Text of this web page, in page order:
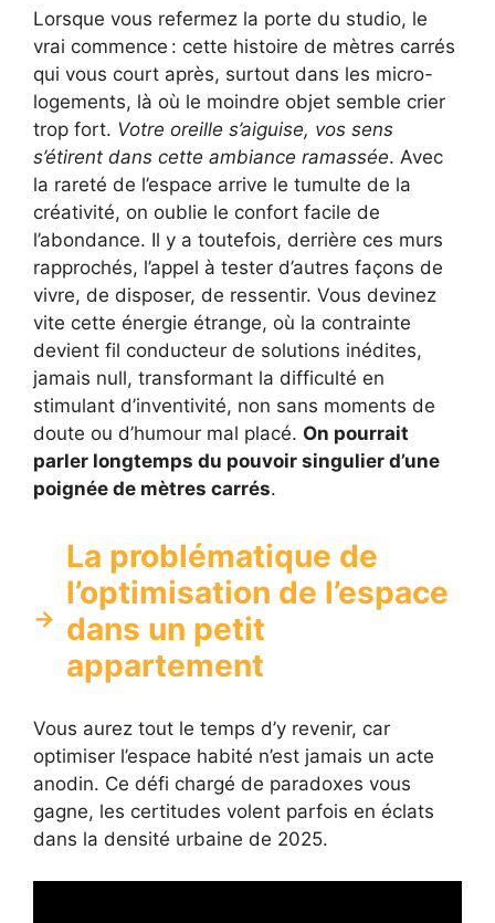
Lorsque vous refermez la porte du studio, le
vrai commence : cette histoire de mètres carrés
qui vous court après, surtout dans les micro-
logements, là où le moindre objet semble crier
trop fort. Votre oreille s’aiguise, vos sens
s’étirent dans cette ambiance ramassée. Avec
la rareté de l’espace arrive le tumulte de la
créativité, on oublie le confort facile de
l’abondance. Il y a toutefois, derrière ces murs
rapprochés, l’appel à tester d’autres façons de
vivre, de disposer, de ressentir. Vous devinez
vite cette énergie étrange, où la contrainte
devient fil conducteur de solutions inédites,
jamais null, transformant la difficulté en
stimulant d’inventivité, non sans moments de
doute ou d’humour mal placé. On pourrait
parler longtemps du pouvoir singulier d’une
poignée de mètres carrés.
La problématique de
l’optimisation de l’espace
dans un petit
appartement
Vous aurez tout le temps d’y revenir, car
optimiser l’espace habité n’est jamais un acte
anodin. Ce défi chargé de paradoxes vous
gagne, les certitudes volent parfois en éclats
dans la densité urbaine de 2025.